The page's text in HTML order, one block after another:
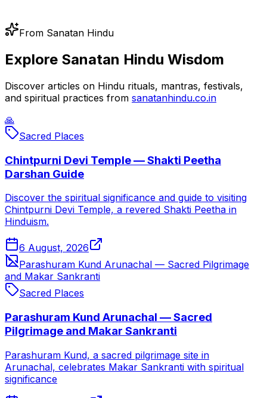
From Sanatan Hindu
Explore Sanatan Hindu Wisdom
Discover articles on Hindu rituals, mantras, festivals,
and spiritual practices from sanatanhindu.co.in
🙏
Sacred Places
Chintpurni Devi Temple — Shakti Peetha
Darshan Guide
Discover the spiritual significance and guide to visiting
Chintpurni Devi Temple, a revered Shakti Peetha in
Hinduism.
6 August, 2026
Parashuram Kund Arunachal — Sacred Pilgrimage
and Makar Sankranti
Sacred Places
Parashuram Kund Arunachal — Sacred
Pilgrimage and Makar Sankranti
Parashuram Kund, a sacred pilgrimage site in
Arunachal, celebrates Makar Sankranti with spiritual
significance